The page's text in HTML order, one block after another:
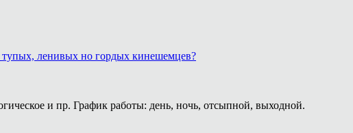
тупых, ленивых но гордых кинешемцев?
и пр. График работы: день, ночь, отсыпной, выходной.